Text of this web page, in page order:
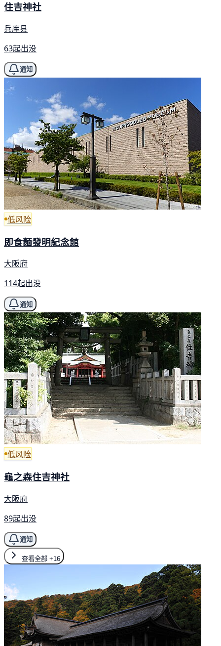
住吉神社
兵库县
63起出没
通知
低风险
即食麵發明紀念館
大阪府
114起出没
通知
低风险
龜之森住吉神社
大阪府
89起出没
通知
查看全部 +16